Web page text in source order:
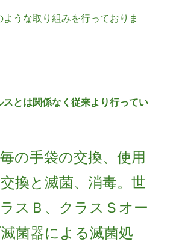
うな取り組みを行っておりま
スとは関係なく従来より行ってい
の手袋の交換、使用
換と滅菌、消毒。世
スＢ、クラスＳオー
菌器による滅菌処